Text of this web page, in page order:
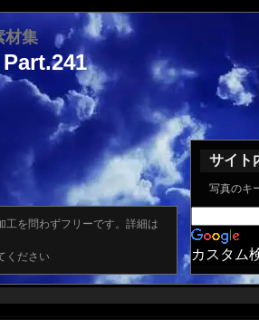
材集
工を問わずフリーです。詳細は
ください
サイト
写真のキ
カスタム